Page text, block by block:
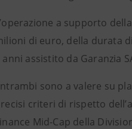
a supporto
di euro, della durata
anni assistito da Garanzia
sono a valere su
criteri di rispetto
Mid-Cap della